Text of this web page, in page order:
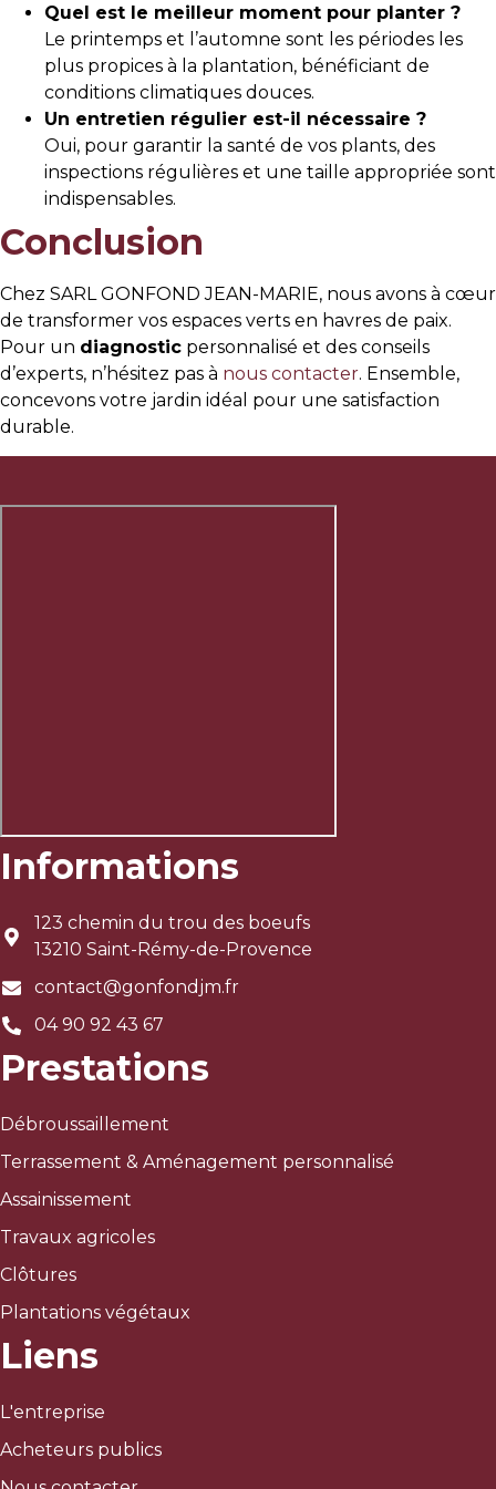
Quel est le meilleur moment pour planter ?
Le printemps et l’automne sont les périodes les
plus propices à la plantation, bénéficiant de
conditions climatiques douces.
Un entretien régulier est-il nécessaire ?
Oui, pour garantir la santé de vos plants, des
inspections régulières et une taille appropriée sont
indispensables.
Conclusion
Chez SARL GONFOND JEAN-MARIE, nous avons à cœur
de transformer vos espaces verts en havres de paix.
Pour un diagnostic personnalisé et des conseils
d’experts, n’hésitez pas à nous contacter. Ensemble,
concevons votre jardin idéal pour une satisfaction
durable.
Informations
123 chemin du trou des boeufs
13210 Saint-Rémy-de-Provence
contact@gonfondjm.fr
04 90 92 43 67
Prestations
Débroussaillement
Terrassement & Aménagement personnalisé
Assainissement
Travaux agricoles
Clôtures
Plantations végétaux
Liens
L'entreprise
Acheteurs publics